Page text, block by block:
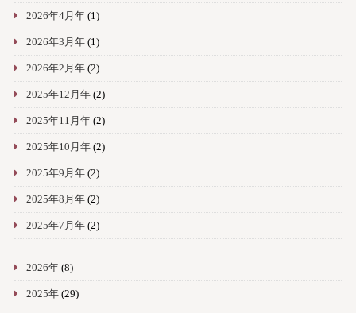
2026年4月年(1)
2026年3月年(1)
2026年2月年(2)
2025年12月年(2)
2025年11月年(2)
2025年10月年(2)
2025年9月年(2)
2025年8月年(2)
2025年7月年(2)
2026年(8)
2025年(29)